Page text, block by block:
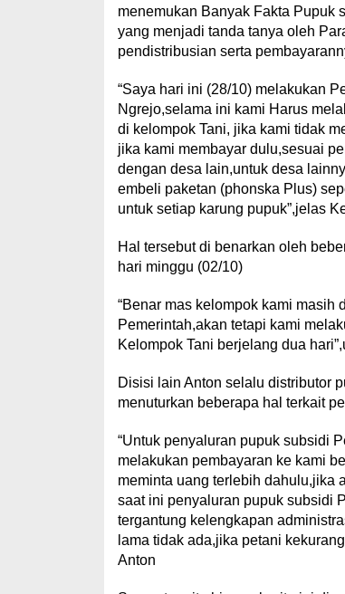
menemukan Banyak Fakta Pupuk
yang menjadi tanda tanya oleh
pendistribusian serta
“Saya hari ini (28/10) melakukan
Ngrejo,selama ini kami Harus
di kelompok Tani, jika kami tidak
jika kami membayar dulu,sesuai
dengan desa lain,untuk desa
embeli paketan (phonska Plus)
untuk setiap karung pupuk”,jelas
Hal tersebut di benarkan oleh
hari minggu (02/10)
“Benar mas kelompok kami
Pemerintah,akan tetapi kami
Kelompok Tani berjelang dua
Disisi lain Anton selalu distributor
menuturkan beberapa hal terkait
“Untuk penyaluran pupuk subsidi
melakukan pembayaran ke kami
meminta uang terlebih dahulu,jika
saat ini penyaluran pupuk subsidi
tergantung kelengkapan
lama tidak ada,jika petani
Anton